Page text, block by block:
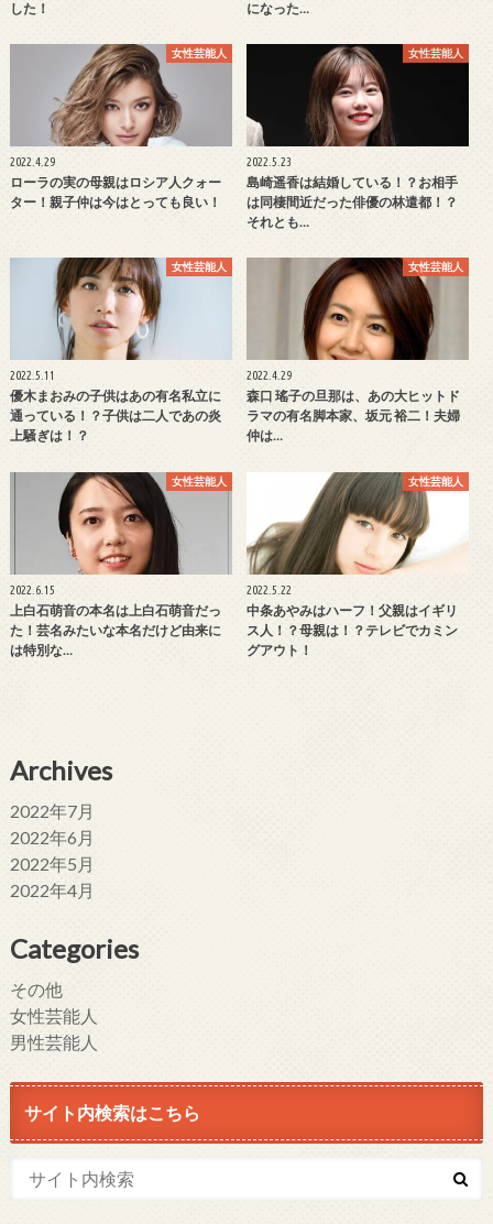
した！
になった…
女性芸能人
2022.4.29
ローラの実の母親はロシア人クォー
ター！親子仲は今はとっても良い！
女性芸能人
2022.5.23
島崎遥香は結婚している！？お相手
は同棲間近だった俳優の林遣都！？
それとも…
女性芸能人
2022.5.11
優木まおみの子供はあの有名私立に
通っている！？子供は二人であの炎
上騒ぎは！？
女性芸能人
2022.4.29
森口 瑤子の旦那は、あの大ヒットド
ラマの有名脚本家、坂元 裕二！夫婦
仲は…
女性芸能人
2022.6.15
上白石萌音の本名は上白石萌音だっ
た！芸名みたいな本名だけど由来に
は特別な…
女性芸能人
2022.5.22
中条あやみはハーフ！父親はイギリ
ス人！？母親は！？テレビでカミン
グアウト！
Archives
2022年7月
2022年6月
2022年5月
2022年4月
Categories
その他
女性芸能人
男性芸能人
サイト内検索はこちら